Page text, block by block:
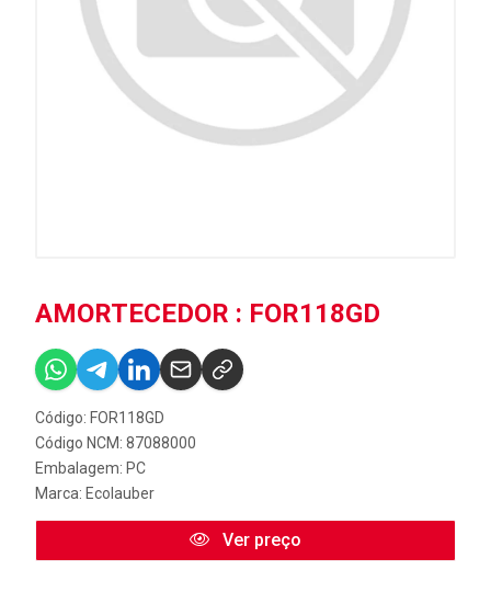
AMORTECEDOR : FOR118GD
Código: FOR118GD
Código NCM: 87088000
Embalagem: PC
Marca: Ecolauber
Ver preço